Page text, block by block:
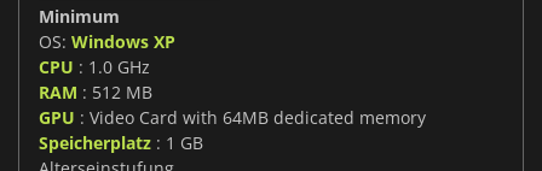
Minimum
OS: Windows XP
CPU : 1.0 GHz
RAM : 512 MB
GPU : Video Card with 64MB dedicated memory
Speicherplatz : 1 GB